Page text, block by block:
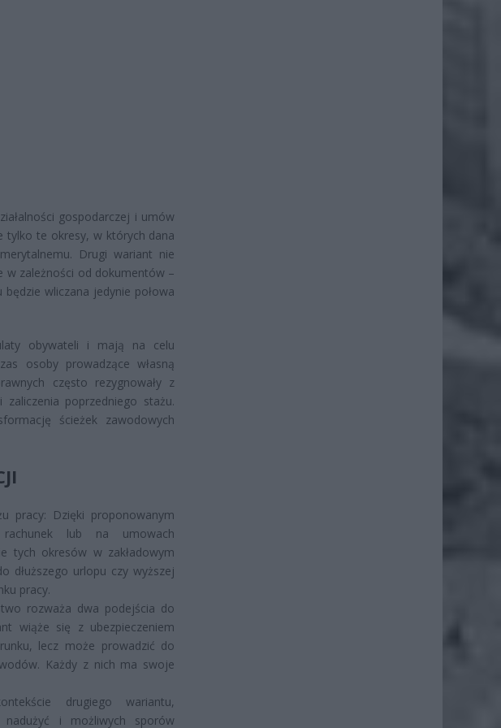
gospodarczej i umów
tylko te okresy, w których dana
Drugi wariant nie
w zależności od dokumentów –
wliczana jedynie połowa
obywateli i mają na celu
osoby prowadzące własną
często rezygnowały z
poprzedniego stażu.
ścieżek zawodowych
pracy: Dzięki proponowanym
lub na umowach
tych okresów w zakładowym
dłuższego urlopu czy wyższej
pracy.
rozważa dwa podejścia do
wiąże się z ubezpieczeniem
lecz może prowadzić do
Każdy z nich ma swoje
drugiego wariantu,
i możliwych sporów